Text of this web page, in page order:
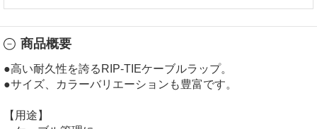
商品概要
●高い耐久性を誇るRIP-TIEケーブルラップ。
●サイズ、カラーバリエーションも豊富です。
【用途】